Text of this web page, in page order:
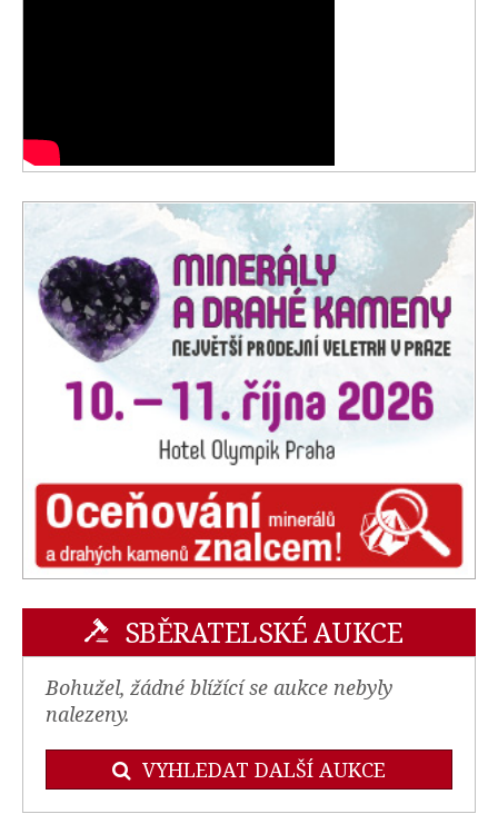
SBĚRATELSKÉ AUKCE
Bohužel, žádné blížící se aukce nebyly
nalezeny.
VYHLEDAT DALŠÍ AUKCE